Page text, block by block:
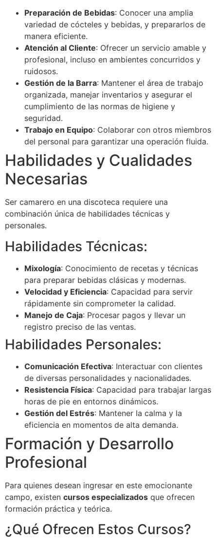
Preparación de Bebidas: Conocer una amplia
variedad de cócteles y bebidas, y prepararlos de
manera eficiente.
Atención al Cliente: Ofrecer un servicio amable y
profesional, incluso en ambientes concurridos y
ruidosos.
Gestión de la Barra: Mantener el área de trabajo
organizada, manejar inventarios y asegurar el
cumplimiento de las normas de higiene y
seguridad.
Trabajo en Equipo: Colaborar con otros miembros
del personal para garantizar una operación fluida.
Habilidades y Cualidades
Necesarias
Ser camarero en una discoteca requiere una
combinación única de habilidades técnicas y
personales.
Habilidades Técnicas:
Mixología: Conocimiento de recetas y técnicas
para preparar bebidas clásicas y modernas.
Velocidad y Eficiencia: Capacidad para servir
rápidamente sin comprometer la calidad.
Manejo de Caja: Procesar pagos y llevar un
registro preciso de las ventas.
Habilidades Personales:
Comunicación Efectiva: Interactuar con clientes
de diversas personalidades y nacionalidades.
Resistencia Física: Capacidad para trabajar largas
horas de pie en entornos dinámicos.
Gestión del Estrés: Mantener la calma y la
eficiencia en momentos de alta demanda.
Formación y Desarrollo
Profesional
Para quienes desean ingresar en este emocionante
campo, existen cursos especializados que ofrecen
formación práctica y teórica.
¿Qué Ofrecen Estos Cursos?